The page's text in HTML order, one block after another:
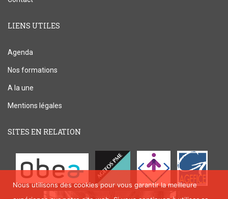
LIENS UTILES
Agenda
Nos formations
A la une
Mentions légales
SITES EN RELATION
Nous utilisons des cookies pour vous garantir la meilleure